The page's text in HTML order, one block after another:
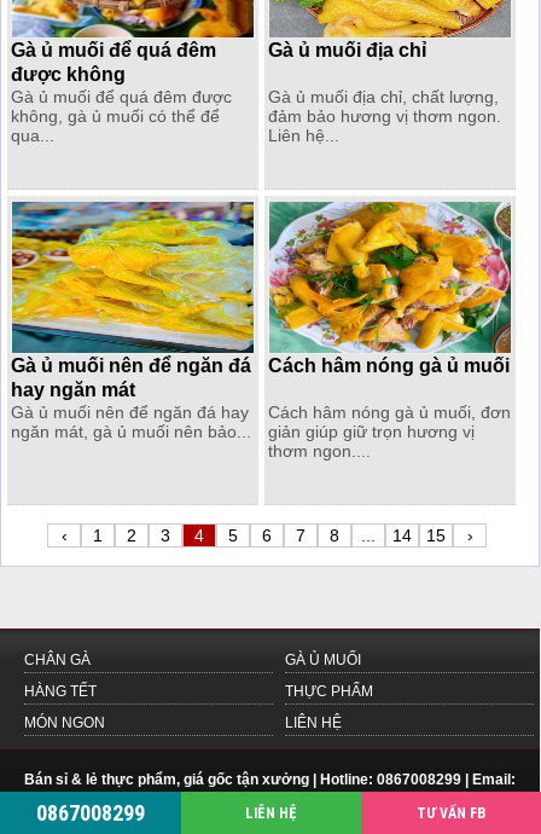
Gà ủ muối để quá đêm
được không
Gà ủ muối để quá đêm được
không, gà ủ muối có thể để
qua...
Gà ủ muối địa chỉ
Gà ủ muối địa chỉ, chất lượng,
đảm bảo hương vị thơm ngon.
Liên hệ...
Gà ủ muối nên để ngăn đá
hay ngăn mát
Gà ủ muối nên để ngăn đá hay
ngăn mát, gà ủ muối nên bảo...
Cách hâm nóng gà ủ muối
Cách hâm nóng gà ủ muối, đơn
giản giúp giữ trọn hương vị
thơm ngon....
‹ 1 2 3 4 5 6 7 8 ... 14 15 ›
CHÂN GÀ
GÀ Ủ MUỐI
HÀNG TẾT
THỰC PHẨM
MÓN NGON
LIÊN HỆ
Bán sỉ & lẻ thực phẩm, giá gốc tận xưởng | Hotline: 0867008299 | Email:
fabe.system@gmail.com
0867008299 LIÊN HỆ TƯ VẤN FB